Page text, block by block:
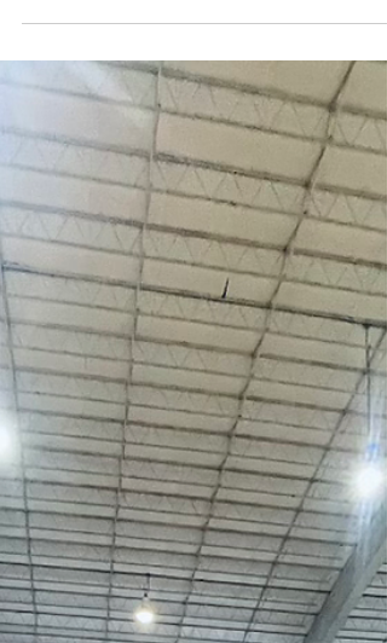
organizada por Urabe Kendo Club Mérida y con